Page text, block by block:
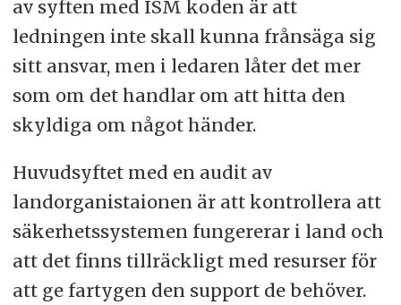
av syften med ISM koden är att
ledningen inte skall kunna frånsäga sig
sitt ansvar, men i ledaren låter det mer
som om det handlar om att hitta den
skyldiga om något händer.
Huvudsyftet med en audit av
landorganistaionen är att kontrollera att
säkerhetssystemen fungererar i land och
att det finns tillräckligt med resurser för
att ge fartygen den support de behöver.